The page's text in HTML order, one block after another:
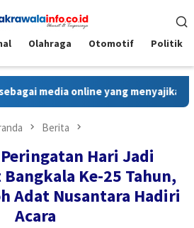
Olahraga Otomotif Politik
online yang menyajikan berita
Berita
Hari Jadi
Ke-25 Tahun,
Adat Nusantara Hadiri
Acara